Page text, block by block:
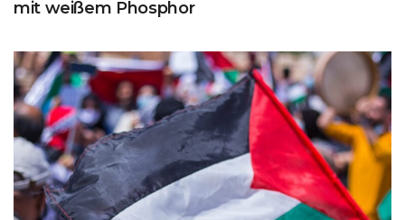
mit weißem Phosphor